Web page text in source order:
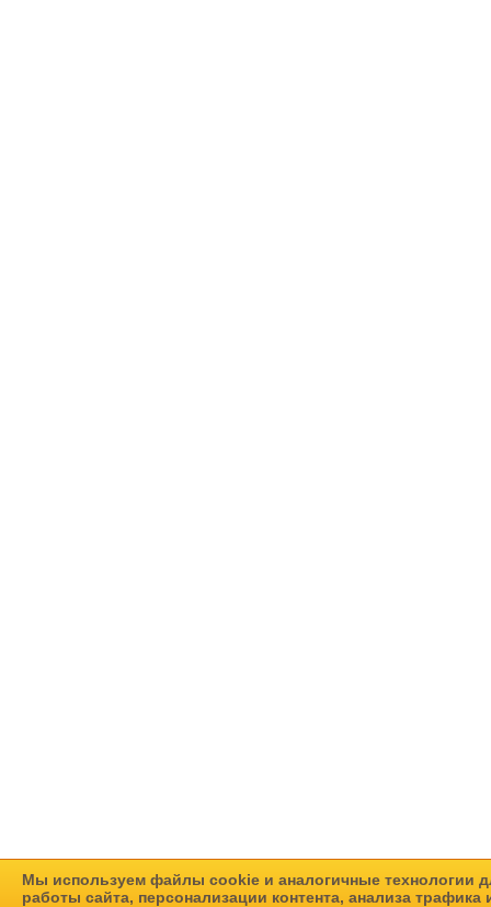
Мы используем файлы cookie и аналогичные технологии
работы сайта, персонализации контента, анализа